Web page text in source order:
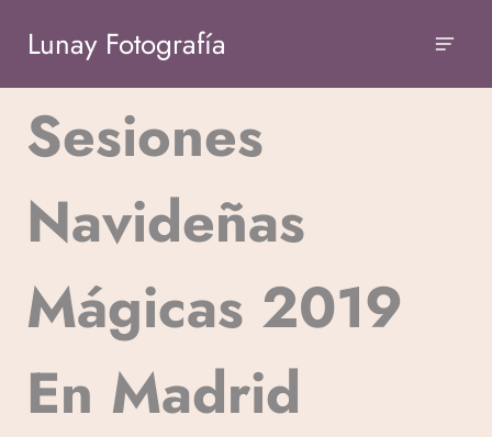
Lunay Fotografía
Sesiones
Navideñas
Mágicas 2019
En Madrid